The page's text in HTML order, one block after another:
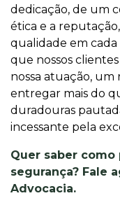
dedicação, de um
ética e a
qualidade em cada
que nossos
nossa atuação,
entregar mais do
duradouras
incessante pela
Quer saber
segurança? Fale
Advocacia.